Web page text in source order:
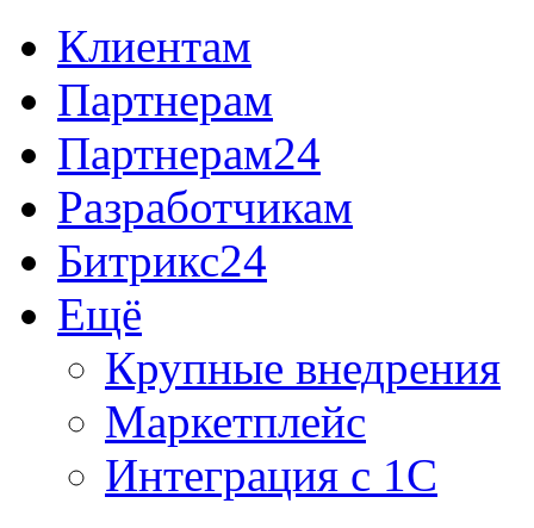
Клиентам
Партнерам
Партнерам24
Разработчикам
Битрикс24
Ещё
Крупные внедрения
Маркетплейс
Интеграция с 1С